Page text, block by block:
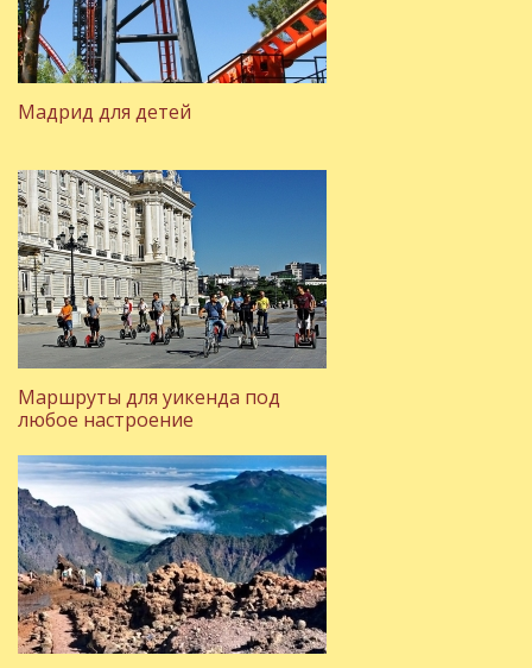
Мадрид для детей
Маршруты для уикенда под
любое настроение